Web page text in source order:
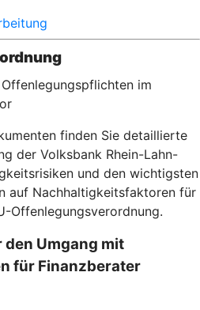
im
finden Sie detaillierte
der Volksbank Rhein-Lahn-
und den wichtigsten
auf Nachhaltigkeitsfaktoren für
Offenlegungsverordnung.
Umgang mit
für Finanzberater